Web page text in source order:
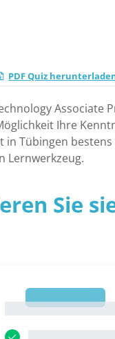
PDF Quiz
Associate
Ihre
Tübingen
Lernwerkzeug.
Sie